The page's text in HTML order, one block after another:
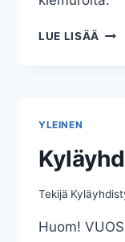
LUE LISÄÄ
YLEINEN
Tekijä
Huom!